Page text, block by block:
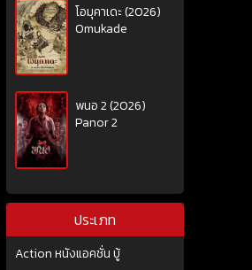
โอมุคาเดะ (2026)
Omukade
พนอ 2 (2026)
Panor 2
ประเภท
Action หนังแอคชั่น บู้